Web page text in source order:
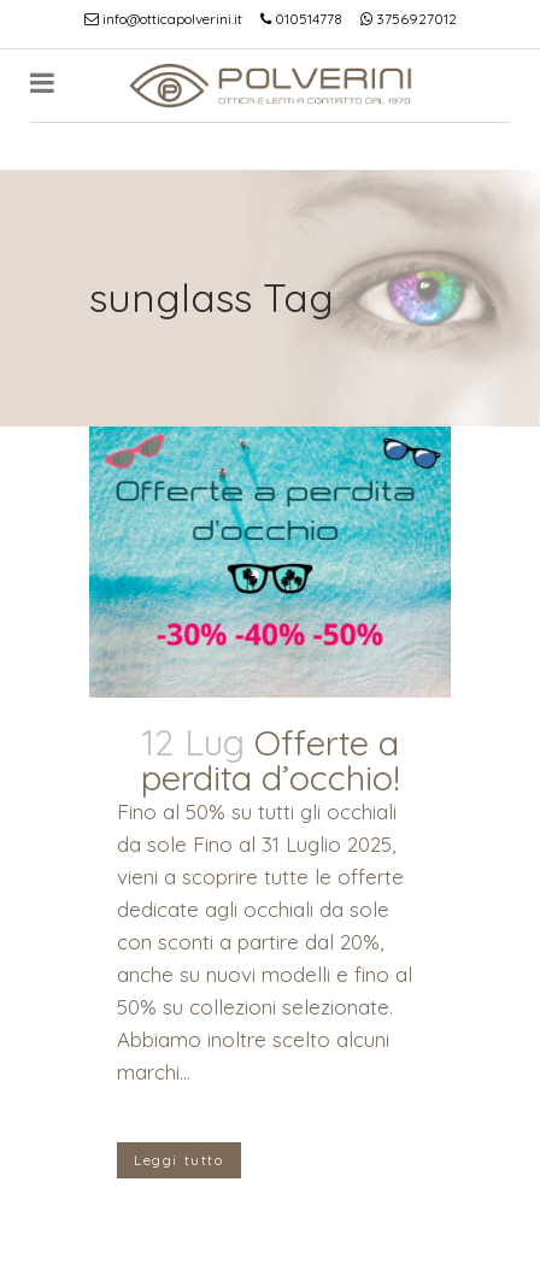
info@otticapolverini.it 010514778 3756927012
sunglass Tag
12 Lug Offerte a
perdita d’occhio!
Fino al 50% su tutti gli occhiali
da sole Fino al 31 Luglio 2025,
vieni a scoprire tutte le offerte
dedicate agli occhiali da sole
con sconti a partire dal 20%,
anche su nuovi modelli e fino al
50% su collezioni selezionate.
Abbiamo inoltre scelto alcuni
marchi...
Leggi tutto